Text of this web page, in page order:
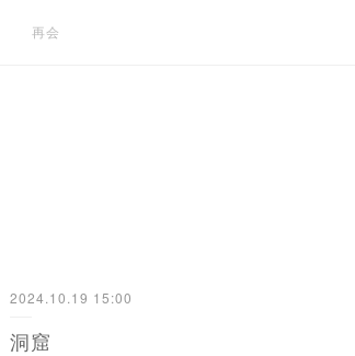
再会
2024.10.19 15:00
洞窟